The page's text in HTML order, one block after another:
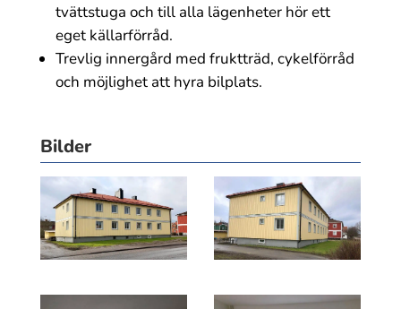
tvättstuga och till alla lägenheter hör ett
eget källarförråd.
Trevlig innergård med fruktträd, cykelförråd
och möjlighet att hyra bilplats.
Bilder